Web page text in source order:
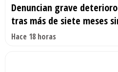
Denuncian grave
tras más de siete meses
Hace 18 horas